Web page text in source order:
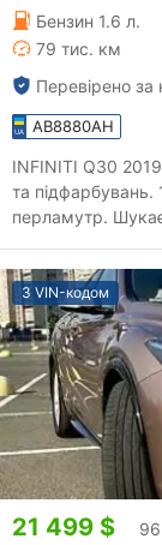
Бензин 1.6 л.
79 тис. км
Перевірено
AB8880AH
INFINITI Q30
та підфарбувань. 1.6 Turbo 156 к.с., автомат, 78т.км, білий
З VIN-кодом
21 499 $